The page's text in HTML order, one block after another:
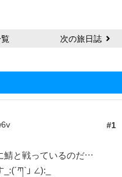
次の旅日誌
1
鯖と戦っているのだ…
」 ∠):_